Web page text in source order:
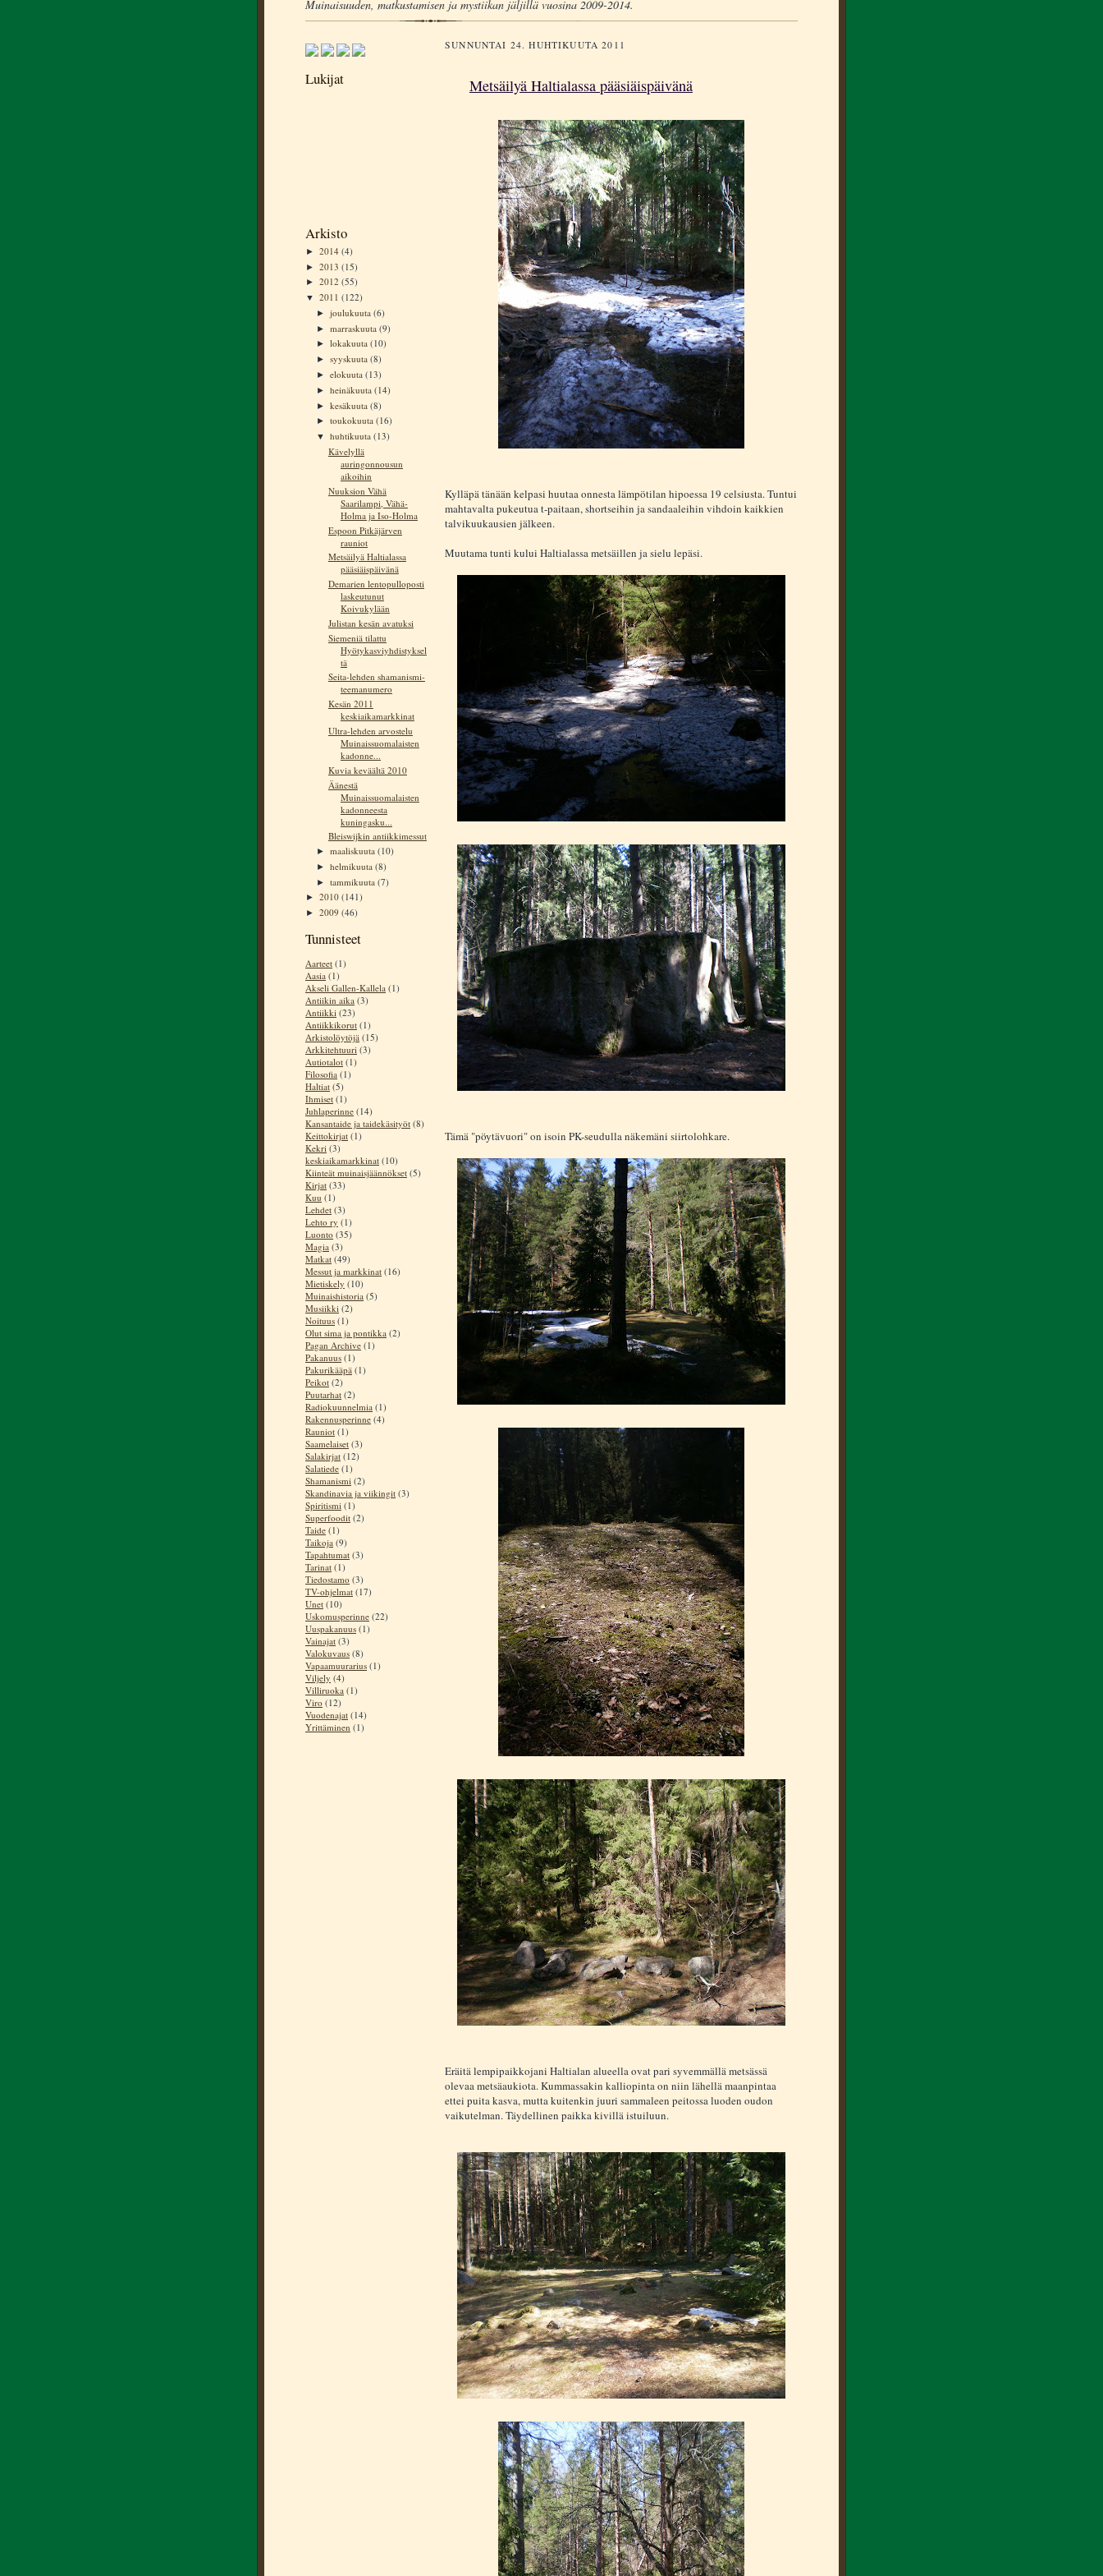
Muinaisuuden, matkustamisen ja mystiikan jäljillä vuosina 2009-2014.
Lukijat
Arkisto
► 2014 (4)
► 2013 (15)
► 2012 (55)
▼ 2011 (122)
►joulukuuta(6)
►marraskuuta(9)
►lokakuuta(10)
►syyskuuta(8)
►elokuuta(13)
►heinäkuuta(14)
►kesäkuuta(8)
►toukokuuta(16)
▼huhtikuuta(13)
Kävelyllä
auringonnousun
aikoihin
Nuuksion Vähä
Saarilampi, Vähä-
Holma ja Iso-Holma
Espoon Pitkäjärven
rauniot
Metsäilyä Haltialassa
pääsiäispäivänä
Demarien lentopulloposti
laskeutunut
Koivukylään
Julistan kesän avatuksi
Siemeniä tilattu
Hyötykasviyhdistyksel
tä
Seita-lehden shamanismi-
teemanumero
Kesän 2011
keskiaikamarkkinat
Ultra-lehden arvostelu
Muinaissuomalaisten
kadonne...
Kuvia keväältä 2010
Äänestä
Muinaissuomalaisten
kadonneesta
kuningasku...
Bleiswijkin antiikkimessut
►maaliskuuta(10)
►helmikuuta(8)
►tammikuuta(7)
► 2010 (141)
► 2009 (46)
Tunnisteet
Aarteet (1)
Aasia (1)
Akseli Gallen-Kallela (1)
Antiikin aika (3)
Antiikki (23)
Antiikkikorut (1)
Arkistolöytöjä (15)
Arkkitehtuuri (3)
Autiotalot (1)
Filosofia (1)
Haltiat (5)
Ihmiset (1)
Juhlaperinne (14)
Kansantaide ja taidekäsityöt (8)
Keittokirjat (1)
Kekri (3)
keskiaikamarkkinat (10)
Kiinteät muinaisjäännökset (5)
Kirjat (33)
Kuu (1)
Lehdet (3)
Lehto ry (1)
Luonto (35)
Magia (3)
Matkat (49)
Messut ja markkinat (16)
Mietiskely (10)
Muinaishistoria (5)
Musiikki (2)
Noituus (1)
Olut sima ja pontikka (2)
Pagan Archive (1)
Pakanuus (1)
Pakurikääpä (1)
Peikot (2)
Puutarhat (2)
Radiokuunnelmia (1)
Rakennusperinne (4)
Rauniot (1)
Saamelaiset (3)
Salakirjat (12)
Salatiede (1)
Shamanismi (2)
Skandinavia ja viikingit (3)
Spiritismi (1)
Superfoodit (2)
Taide (1)
Taikoja (9)
Tapahtumat (3)
Tarinat (1)
Tiedostamo (3)
TV-ohjelmat (17)
Unet (10)
Uskomusperinne (22)
Uuspakanuus (1)
Vainajat (3)
Valokuvaus (8)
Vapaamuurarius (1)
Viljely (4)
Villiruoka (1)
Viro (12)
Vuodenajat (14)
Yrittäminen (1)
SUNNUNTAI 24. HUHTIKUUTA 2011
Metsäilyä Haltialassa pääsiäispäivänä
Kylläpä tänään kelpasi huutaa onnesta lämpötilan hipoessa 19 celsiusta. Tuntui
mahtavalta pukeutua t-paitaan, shortseihin ja sandaaleihin vihdoin kaikkien
talvikuukausien jälkeen.
Muutama tunti kului Haltialassa metsäillen ja sielu lepäsi.
Tämä "pöytävuori" on isoin PK-seudulla näkemäni siirtolohkare.
Eräitä lempipaikkojani Haltialan alueella ovat pari syvemmällä metsässä
olevaa metsäaukiota. Kummassakin kalliopinta on niin lähellä maanpintaa
ettei puita kasva, mutta kuitenkin juuri sammaleen peitossa luoden oudon
vaikutelman. Täydellinen paikka kivillä istuiluun.